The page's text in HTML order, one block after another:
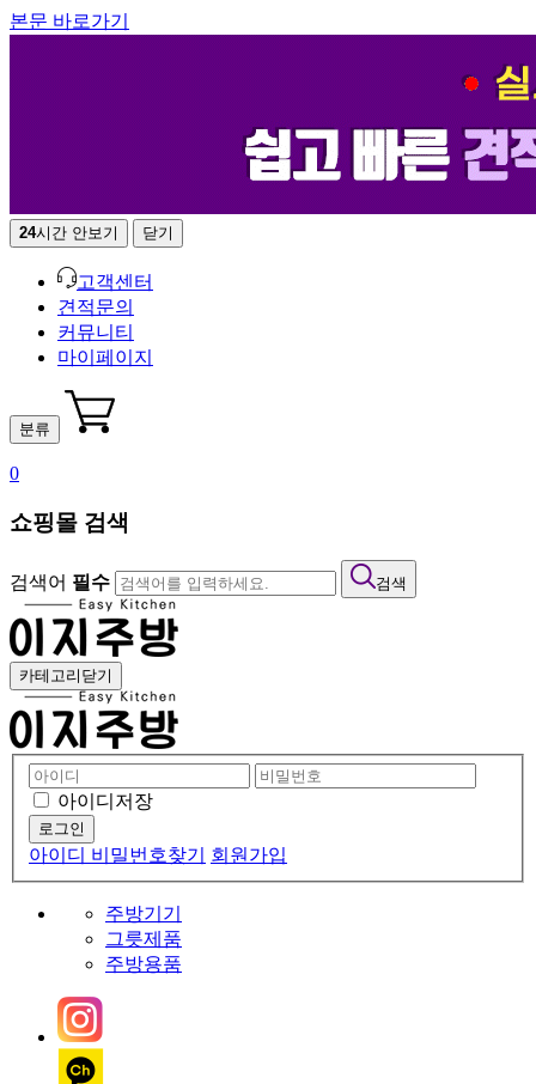
본문 바로가기
24시간 안보기 닫기
고객센터
견적문의
커뮤니티
마이페이지
분류
0
쇼핑몰 검색
검색어 필수 검색
카테고리닫기
아이디저장
아이디 비밀번호찾기 회원가입
주방기기
그릇제품
주방용품